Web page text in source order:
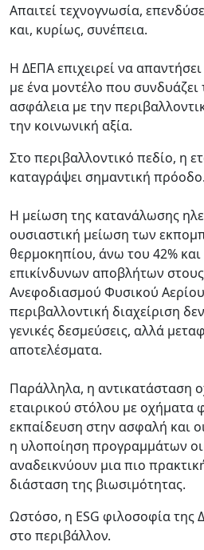
Απαιτεί τεχνογνωσία,
και, κυρίως, συνέπεια.
Η ΔΕΠΑ επιχειρεί να
με ένα μοντέλο που συνδυάζει
ασφάλεια με την
την κοινωνική αξία.
Στο περιβαλλοντικό πεδίο, η
καταγράψει σημαντική πρόοδο.
Η μείωση της κατανάλωσης
ουσιαστική μείωση των
θερμοκηπίου, άνω του 42%
επικίνδυνων αποβλήτων
Ανεφοδιασμού Φυσικού
περιβαλλοντική διαχείριση
γενικές δεσμεύσεις, αλλά
αποτελέσματα.
Παράλληλα, η αντικατάσταση
εταιρικού στόλου με οχήματα
εκπαίδευση στην ασφαλή και
η υλοποίηση προγραμμάτων
αναδεικνύουν μια πιο
διάσταση της βιωσιμότητας.
Ωστόσο, η ESG φιλοσοφία της
στο περιβάλλον.